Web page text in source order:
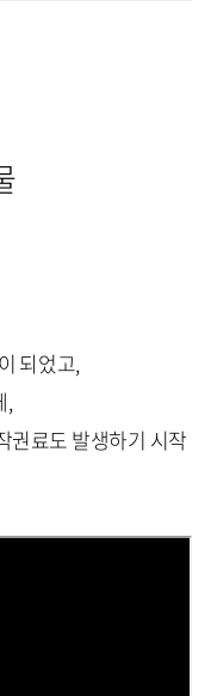
되었고,
,
권료도 발생하기 시작